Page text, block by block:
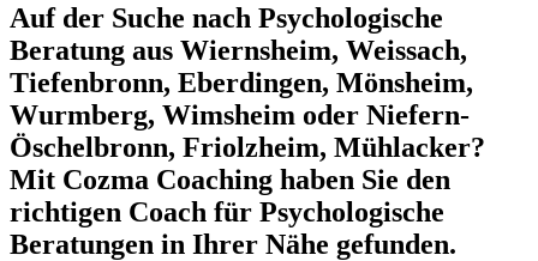
Auf der Suche nach Psychologische
Beratung aus Wiernsheim, Weissach,
Tiefenbronn, Eberdingen, Mönsheim,
Wurmberg, Wimsheim oder Niefern-
Öschelbronn, Friolzheim, Mühlacker?
Mit Cozma Coaching haben Sie den
richtigen Coach für Psychologische
Beratungen in Ihrer Nähe gefunden.